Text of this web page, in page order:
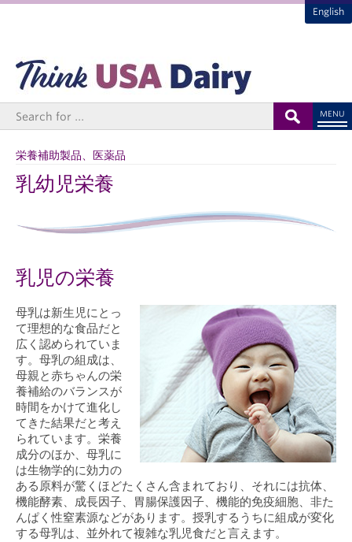
English
MENU
栄養補助製品、医薬品
乳幼児栄養
乳児の栄養
母乳は新生児にとっ
て理想的な食品だと
広く認められていま
す。母乳の組成は、
母親と赤ちゃんの栄
養補給のバランスが
時間をかけて進化し
てきた結果だと考え
られています。栄養
成分のほか、母乳に
は生物学的に効力の
ある原料が驚くほどたくさん含まれており、それには抗体、
機能酵素、成長因子、胃腸保護因子、機能的免疫細胞、非た
んぱく性窒素源などがあります。授乳するうちに組成が変化
する母乳は、並外れて複雑な乳児食だと言えます。